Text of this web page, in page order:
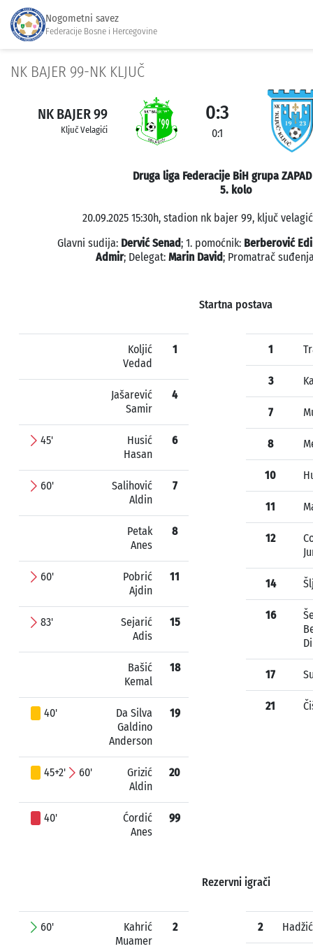
Nogometni savez
Federacije Bosne i Hercegovine
NK BAJER 99-NK KLJUČ
NK BAJER 99
Ključ Velagići
0:3
0:1
Druga liga Federacije BiH grupa
5. kolo
20.09.2025 15:30h, stadion nk bajer 99, ključ
Glavni sudija: Dervić Senad; 1. pomoćnik: Berberović
Admir; Delegat: Marin David; Promatrač
Startna postava
Koljić
Vedad
1
Jašarević
Samir
4
45'
Husić
Hasan
6
60'
Salihović
Aldin
7
Petak
Anes
8
60'
Pobrić
Ajdin
11
83'
Sejarić
Adis
15
Bašić
Kemal
18
40'
Da Silva
Galdino
Anderson
19
45+2' 60'
Grizić
Aldin
20
40'
Ćordić
Anes
99
1
3
7
8
10
11
12
14
16
17
21
Rezervni igrači
60'
Kahrić
Muamer
2 2